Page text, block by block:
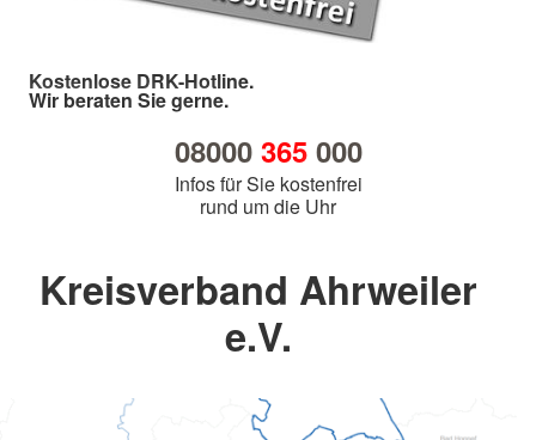
Kostenlose DRK-Hotline.
Wir beraten Sie gerne.
08000 365000
Infos für Sie kostenfrei
rund um die Uhr
Kreisverband Ahrweiler
e.V.